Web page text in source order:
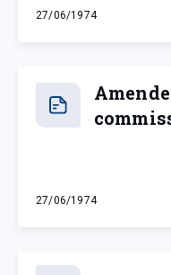
27/06/1974
jeudi 27 juin 1974
27/06/1974
jeudi 27 juin 1974